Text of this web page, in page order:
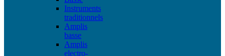
Instruments
traditionnels
Amplis
basse
Amplis
electro-